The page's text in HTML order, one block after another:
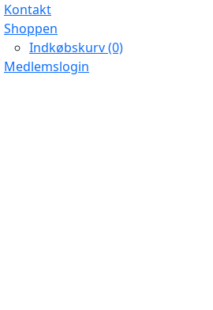
Kontakt
Shoppen
Indkøbskurv (0)
Medlemslogin